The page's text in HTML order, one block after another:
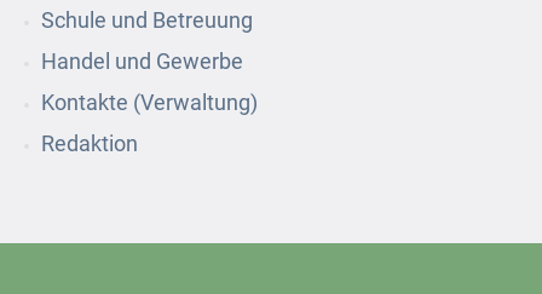
Schule und Betreuung
Handel und Gewerbe
Kontakte (Verwaltung)
Redaktion